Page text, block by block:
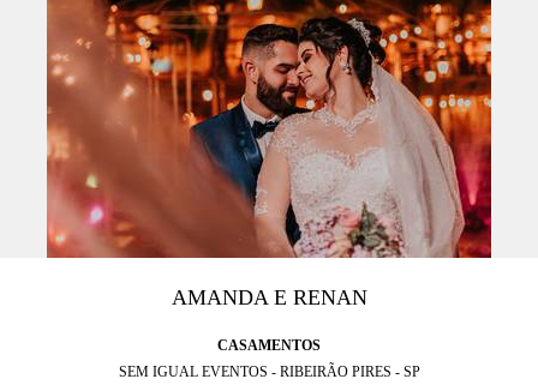
AMANDA E RENAN
CASAMENTOS
SEM IGUAL EVENTOS - RIBEIRÃO PIRES - SP